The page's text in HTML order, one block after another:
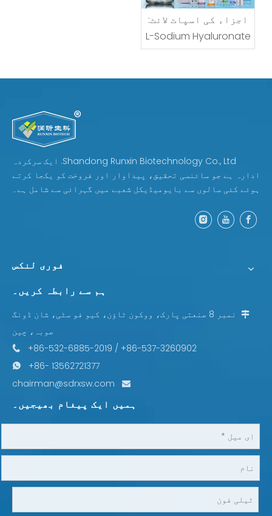
اجزاء کی اسپاٹ لائٹ:
L-Sodium Hyaluronate
— فارمولیٹرز اور
Shandong Runxin Biotechnology Co., Ltd. ایک سرکردہ
ادارہ ہے جو سائنسی تحقیق، پیداوار اور فروخت کو یکجا کرتے
ہوئے کئی سالوں سے بایومیڈیکل شعبے میں گہرائی سے شامل ہے۔
فوری لنکس
ہم سے رابطہ کریں۔

نمبر 8 صنعتی پارک، ووکون ٹاؤن، کیو فو سٹی، شان ڈونگ
صوبہ، چین
 +86-532-6885-2019 / +86-537-3260902
 +86- 13562721377

chairman@sdrxsw.com
ہمیں ایک پیغام بھیجیں۔